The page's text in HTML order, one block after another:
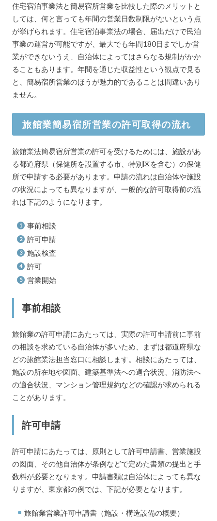
住宅宿泊事業法と簡易宿所営業を比較した際のメリットと
しては、何と言っても年間の営業日数制限がないという点
が挙げられます。住宅宿泊事業法の場合、届出だけで民泊
事業の運営が可能ですが、最大でも年間180日までしか営
業ができないうえ、自治体によってはさらなる規制がかか
ることもあります。年間を通じた収益性という観点で見る
と、簡易宿所営業のほうが魅力的であることは間違いあり
ません。
旅館業簡易宿所営業の許可取得の流れ
旅館業法簡易宿所営業の許可を受けるためには、施設があ
る都道府県（保健所を設置する市、特別区を含む）の保健
所で申請する必要があります。申請の流れは自治体や施設
の状況によっても異なりますが、一般的な許可取得前の流
れは下記のようになります。
事前相談
許可申請
施設検査
許可
営業開始
事前相談
旅館業の許可申請にあたっては、実際の許可申請前に事前
の相談を求めている自治体が多いため、まずは都道府県な
どの旅館業法担当窓口に相談します。相談にあたっては、
施設の所在地や図面、建築基準法への適合状況、消防法へ
の適合状況、マンション管理規約などの確認が求められる
ことがあります。
許可申請
許可申請にあたっては、原則として許可申請書、営業施設
の図面、その他自治体が条例などで定めた書類の提出と手
数料が必要となります。申請書類は自治体によっても異な
りますが、東京都の例では、下記が必要となります。
旅館業営業許可申請書（施設・構造設備の概要）